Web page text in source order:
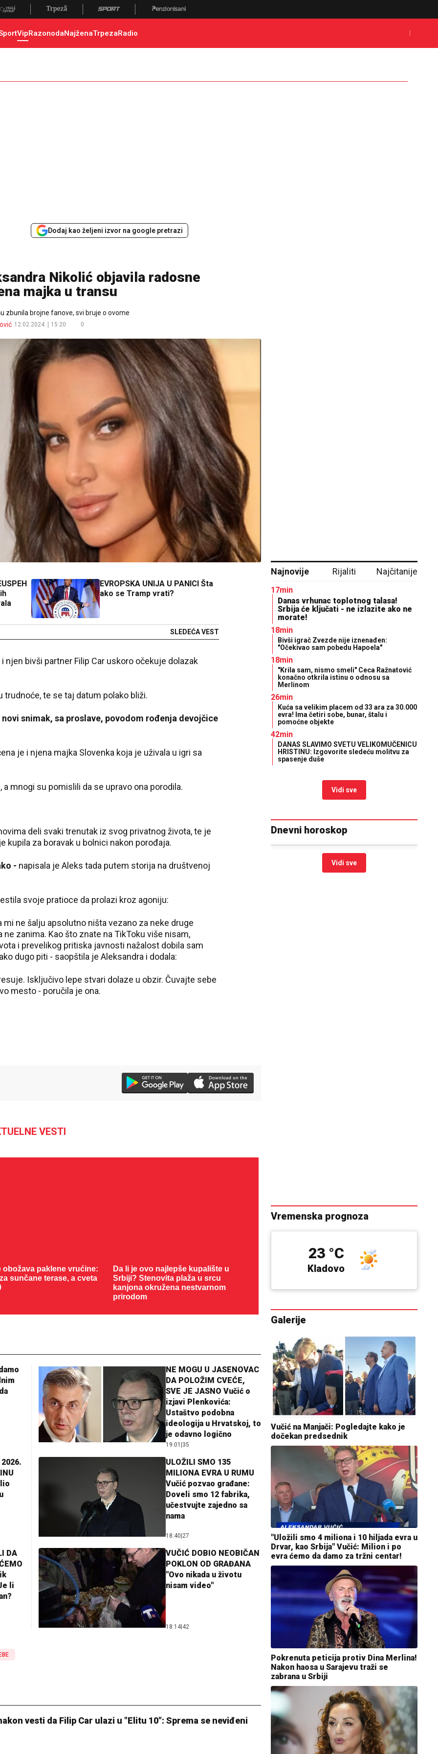
VipRazonodaNajženaTrpezaRadio
Dodaj kao željeni izvor na google pretrazi
Nikolić objavila radosne
majka u transu
zbunila brojne fanove, svi bruje o ovome
12.02.2024. 15:20 0
EVROPSKA UNIJA U PANICI Šta
ako se Tramp vrati?
SLEDEĆA VEST
i njen bivši partner Filip Car uskoro očekuje dolazak
te se taj datum polako bliži.
snimak, sa proslave, povodom rođenja devojčice
je i njena majka Slovenka koja je uživala u igri sa
a mnogi su pomislili da se upravo ona porodila.
deli svaki trenutak iz svog privatnog života, te je
kupila za boravak u bolnici nakon porođaja.
- napisala je Aleks tada putem storija na društvenoj
svoje pratioce da prolazi kroz agoniju:
ne šalju apsolutno ništa vezano za neke druge
zanima. Kao što znate na TikToku više nisam,
i prevelikog pritiska javnosti nažalost dobila sam
dugo piti - saopštila je Aleksandra i dodala:
Isključivo lepe stvari dolaze u obzir. Čuvajte sebe
mesto - poručila je ona.
VESTI
obožava paklene vrućine:
sunčane terase, a cveta
Da li je ovo najlepše kupalište u
Srbiji? Stenovita plaža u srcu
kanjona okružena nestvarnom
prirodom
NE MOGU U JASENOVAC
DA POLOŽIM CVEĆE,
SVE JE JASNO Vučić o
izjavi Plenkovića:
Ustaštvo podobna
ideologija u Hrvatskoj, to
je odavno logično
19:01 |35
2026.
ULOŽILI SMO 135
MILIONA EVRA U RUMU
Vučić pozvao građane:
Doveli smo 12 fabrika,
učestvujte zajedno sa
nama
18:40|27
DA
li
VUČIĆ DOBIO NEOBIČAN
POKLON OD GRAĐANA
"Ovo nikada u životu
nisam video"
18:14|42
vesti da Filip Car ulazi u "Elitu 10": Sprema se neviđeni
Najnovije Rijaliti Najčitanije
17min
Danas vrhunac toplotnog talasa!
Srbija će ključati - ne izlazite ako ne
morate!
18min
Bivši igrač Zvezde nije iznenađen:
"Očekivao sam pobedu Hapoela"
18min
"Krila sam, nismo smeli" Ceca Ražnatović
konačno otkrila istinu o odnosu sa
Merlinom
26min
Kuća sa velikim placem od 33 ara za 30.000
evra! Ima četiri sobe, bunar, štalu i
pomoćne objekte
42min
DANAS SLAVIMO SVETU VELIKOMUČENICU
HRISTINU: Izgovorite sledeću molitvu za
spasenje duše
Vidi sve
Dnevni horoskop
Vidi sve
Vremenska prognoza
Loznica Beograd Kladovo
23 °C
Galerije
Vučić na Manjači: Pogledajte kako je
dočekan predsednik
"Uložili smo 4 miliona i 10 hiljada evra u
Drvar, kao Srbija" Vučić: Milion i po
evra ćemo da damo za tržni centar!
Pokrenuta peticija protiv Dina Merlina!
Nakon haosa u Sarajevu traži se
zabrana u Srbiji